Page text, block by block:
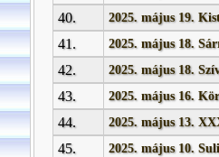
40. 2025. május 19.
41. 2025. május 18.
42. 2025. május 18.
43. 2025. május 16.
44. 2025. május 13.
45. 2025. május 10.